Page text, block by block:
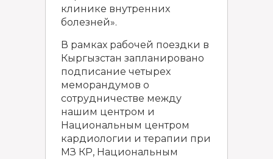
клинике внутренних
болезней».
В рамках рабочей поездки в
Кыргызстан запланировано
подписание четырех
меморандумов о
сотрудничестве между
нашим центром и
Национальным центром
кардиологии и терапии при
МЗ КР, Национальным